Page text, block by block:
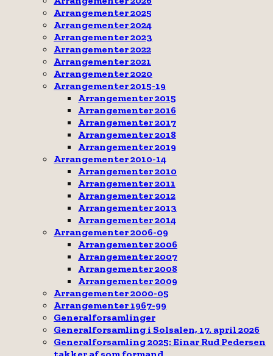
Arrangementer 2025
Arrangementer 2024
Arrangementer 2023
Arrangementer 2022
Arrangementer 2021
Arrangementer 2020
Arrangementer 2015-19
Arrangementer 2015
Arrangementer 2016
Arrangementer 2017
Arrangementer 2018
Arrangementer 2019
Arrangementer 2010-14
Arrangementer 2010
Arrangementer 2011
Arrangementer 2012
Arrangementer 2013
Arrangementer 2014
Arrangementer 2006-09
Arrangementer 2006
Arrangementer 2007
Arrangementer 2008
Arrangementer 2009
Arrangementer 2000-05
Arrangementer 1967-99
Generalforsamlinger
Generalforsamling i Solsalen, 17. april 2026
Generalforsamling 2025: Einar Rud Pedersen